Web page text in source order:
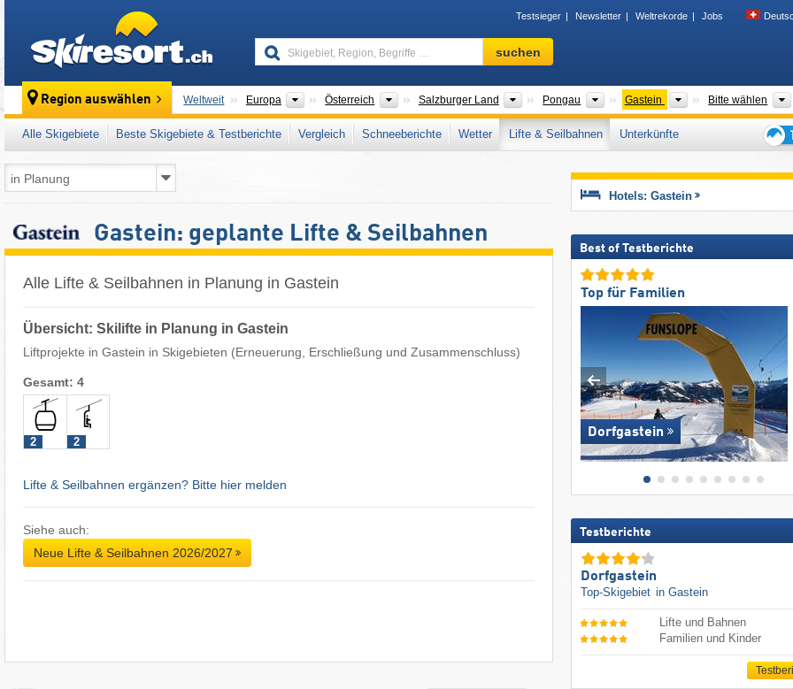
Testsieger Newsletter Weltrekorde Jobs
Skigebiet,
Region,
…
suchen
Region auswählen Weltweit Europa Kontinente
Österreich LänderSalzburger Land Bundesländer
Pongau GaueGastein Tourismusregionen
Bitte wählen
Alle Skigebiete Beste Skigebiete & Testberichte Vergleich Schneeberichte Wetter Lifte & Seilbahnen
Unterkünfte
für
Gastein: geplante Lifte & Seilbahnen
Alle Lifte & Seilbahnen in Planung in Gastein
Übersicht: Skilifte in Planung in Gastein
Liftprojekte in Gastein in Skigebieten (Erneuerung, Erschließung und Zusammenschluss)
Gesamt: 4
2 2
Lifte & Seilbahnen ergänzen? Bitte hier melden
Siehe auch:
Neue Lifte & Seilbahnen 2026/2027
Hotels: Gastein
Best of Testberichte
Top für Familien
Dorfgastein
Testberichte
Dorfgastein
Top-Skigebiet in Gastein
Lifte und Bahnen
Familien und Kinder